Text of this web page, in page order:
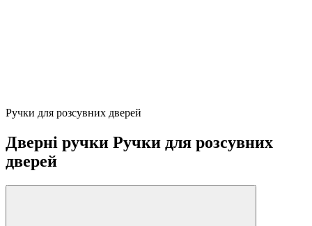
Ручки для розсувних дверей
Дверні ручки Ручки для розсувних
дверей